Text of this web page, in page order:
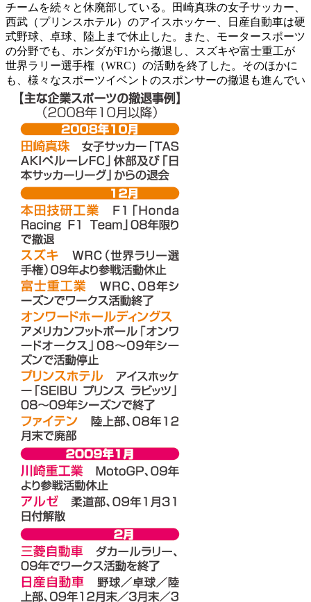
チームを続々と休廃部している。田崎真珠の女子サッカー、
西武（プリンスホテル）のアイスホッケー、日産自動車は硬
式野球、卓球、陸上まで休止した。また、モータースポーツ
の分野でも、ホンダがF1から撤退し、スズキや富士重工が
世界ラリー選手権（WRC）の活動を終了した。そのほかに
も、様々なスポーツイベントのスポンサーの撤退も進んでい